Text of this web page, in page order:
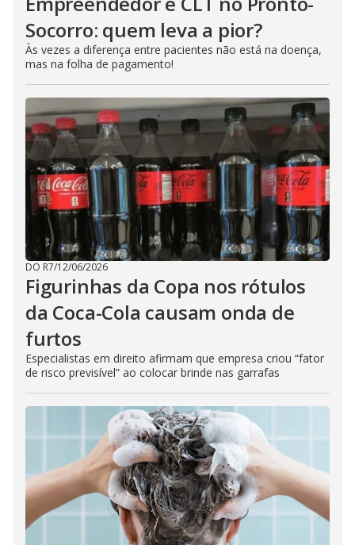
Socorro: quem leva a pior?
Às vezes a diferença entre pacientes não está na doença,
mas na folha de pagamento!
DO R7/12/06/2026
Figurinhas da Copa nos rótulos
da Coca-Cola causam onda de
furtos
Especialistas em direito afirmam que empresa criou “fator
de risco previsível” ao colocar brinde nas garrafas